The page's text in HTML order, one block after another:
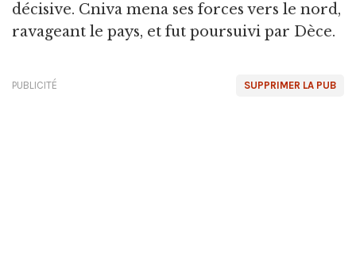
décisive. Cniva mena ses forces vers le nord,
ravageant le pays, et fut poursuivi par Dèce.
SUPPRIMER LA PUB
PUBLICITÉ